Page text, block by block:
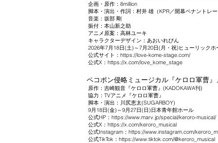
企画・原作：8million
脚本・演出・作詞：村井 雄（KPR／開幕ペナントレ
音楽：坂部 剛
振付：本山新之助
アニメ原案：高林ユーキ
キャラクターデザイン：あおいれびん
2026年7月18日(土)～7月20日(月・祝)ヒューリックホ
公式サイト： https://love-kome-stage.com/
公式X： https://x.com/love_kome_stage
ペコポン侵略ミュージカル『ケロロ軍曹
原作：吉崎観音『ケロロ軍曹』(KADOKAWA刊)
協力：TVアニメ『ケロロ軍曹』
脚本・演出：川尻恵太(SUGARBOY)
9月18日(金)～9月27日(日)日本青年館ホール
公式HP： https://www.marv.jp/special/keroro-musical/
公式X： https://x.com/keroro_musical
公式Instagram： https://www.instagram.com/
公式TikTok： https://www.tiktok.com/@keroro_musical